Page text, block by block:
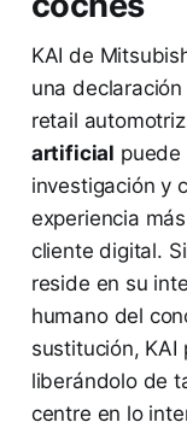
KAI de
una
retail
artificial puede
investigación y
experiencia
cliente digital.
reside en su
humano del
sustitución, KAI
liberándolo de
centre en lo